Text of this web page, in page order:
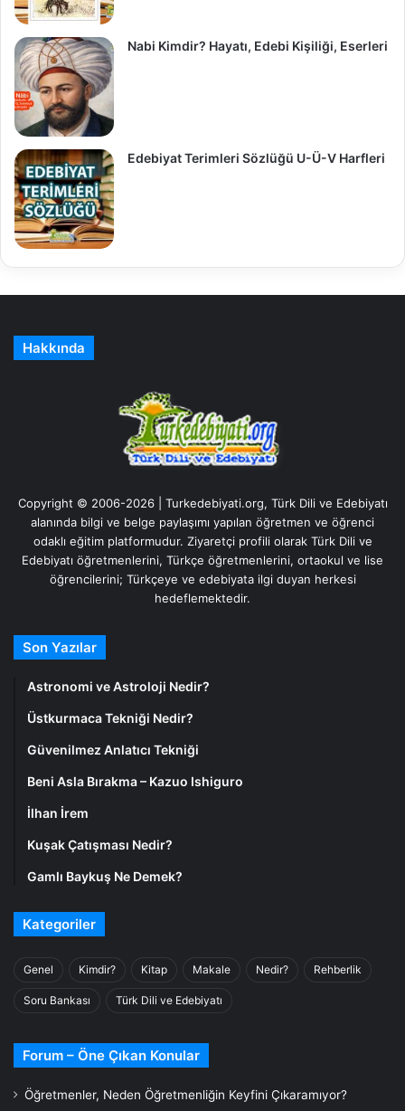
Nabi Kimdir? Hayatı, Edebi Kişiliği, Eserleri
Edebiyat Terimleri Sözlüğü U-Ü-V Harfleri
Hakkında
Copyright © 2006-2026 | Turkedebiyati.org, Türk Dili ve Edebiyatı
alanında bilgi ve belge paylaşımı yapılan öğretmen ve öğrenci
odaklı eğitim platformudur. Ziyaretçi profili olarak Türk Dili ve
Edebiyatı öğretmenlerini, Türkçe öğretmenlerini, ortaokul ve lise
öğrencilerini; Türkçeye ve edebiyata ilgi duyan herkesi
hedeflemektedir.
Son Yazılar
Astronomi ve Astroloji Nedir?
Üstkurmaca Tekniği Nedir?
Güvenilmez Anlatıcı Tekniği
Beni Asla Bırakma – Kazuo Ishiguro
İlhan İrem
Kuşak Çatışması Nedir?
Gamlı Baykuş Ne Demek?
Kategoriler
Genel Kimdir? Kitap Makale Nedir? Rehberlik
Soru Bankası Türk Dili ve Edebiyatı
Forum – Öne Çıkan Konular
Öğretmenler, Neden Öğretmenliğin Keyfini Çıkaramıyor?